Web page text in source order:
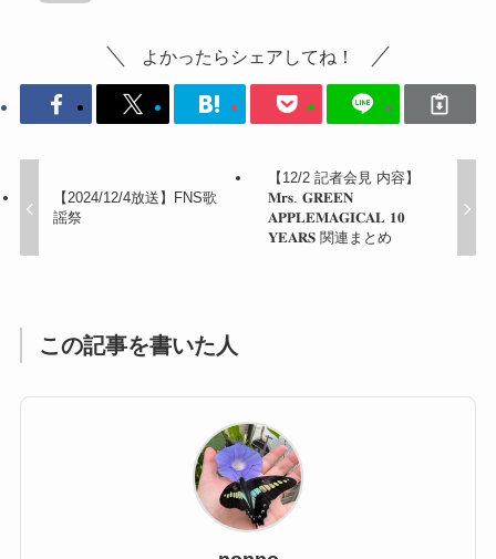
よかったらシェアしてね！
【2024/12/4放送】FNS歌
謡祭
【12/2 記者会見 内容】
𝐌𝐫𝐬. 𝐆𝐑𝐄𝐄𝐍
𝐀𝐏𝐏𝐋𝐄𝐌𝐀𝐆𝐈𝐂𝐀𝐋 𝟏𝟎
𝐘𝐄𝐀𝐑𝐒 関連まとめ
この記事を書いた人